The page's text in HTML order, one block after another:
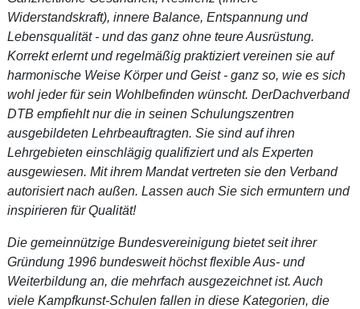
Widerstandskraft), innere Balance, Entspannung und
Lebensqualität - und das ganz ohne teure Ausrüstung.
Korrekt erlernt und regelmäßig praktiziert vereinen sie auf
harmonische Weise Körper und Geist - ganz so, wie es sich
wohl jeder für sein Wohlbefinden wünscht. DerDachverband
DTB empfiehlt nur die in seinen Schulungszentren
ausgebildeten Lehrbeauftragten. Sie sind auf ihren
Lehrgebieten einschlägig qualifiziert und als Experten
ausgewiesen. Mit ihrem Mandat vertreten sie den Verband
autorisiert nach außen. Lassen auch Sie sich ermuntern und
inspirieren für Qualität!
Die gemeinnützige Bundesvereinigung bietet seit ihrer
Gründung 1996 bundesweit höchst flexible Aus- und
Weiterbildung an, die mehrfach ausgezeichnet ist. Auch
viele Kampfkunst-Schulen fallen in diese Kategorien, die